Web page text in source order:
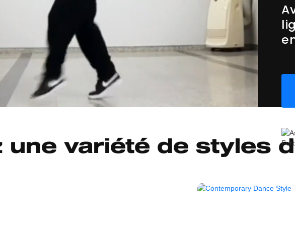
une variété de styles